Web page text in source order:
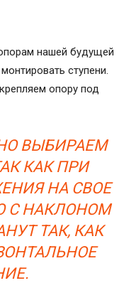
нашей будущей
ступени.
опору под
ВЫБИРАЕМ
КАК ПРИ
НА СВОЕ
С НАКЛОНОМ
ТАК, КАК